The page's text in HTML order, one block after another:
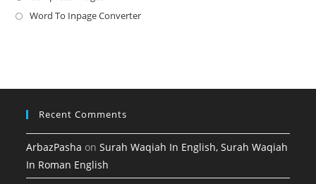
new
a
in
Word To Inpage ConverterOpens
tab
Recent Comments
ArbazPasha onSurah Waqiah In English, Surah Waqiah
In Roman English